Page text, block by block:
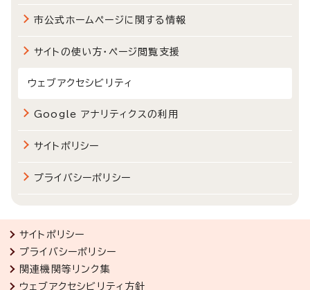
市公式ホームページに関する情報
サイトの使い方・ページ閲覧支援
ウェブアクセシビリティ
Google アナリティクスの利用
サイトポリシー
プライバシーポリシー
サイトポリシー
プライバシーポリシー
関連機関等リンク集
ウェブアクセシビリティ方針